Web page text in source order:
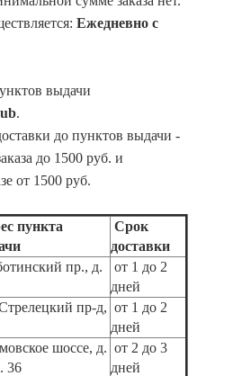
Ежедневно с
выдачи
.
до пунктов выдачи -
до 1500 руб. и
от 1500 руб.
пункта
Срок
доставки
пр., д.
от 1 до 2
дней
пр-д, от 1 до 2
дней
шоссе, д.
36
от 2 до 3
дней